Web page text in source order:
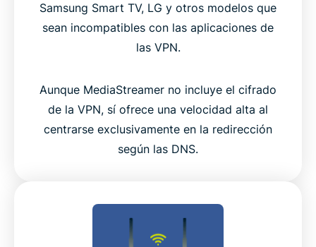
Samsung Smart TV, LG y otros modelos que
sean incompatibles con las aplicaciones de
las VPN.
Aunque MediaStreamer no incluye el cifrado
de la VPN, sí ofrece una velocidad alta al
centrarse exclusivamente en la redirección
según las DNS.